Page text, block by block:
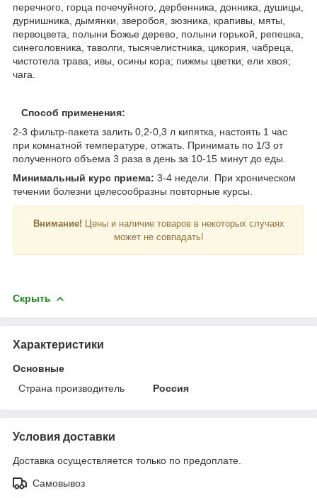
перечного, горца почечуйного, дербенника, донника, душицы,
дурнишника, дымянки, зверобоя, зюзника, крапивы, мяты,
первоцвета, полыни Божье дерево, полыни горькой, репешка,
синеголовника, таволги, тысячелистника, цикория, чабреца,
чистотела трава; ивы, осины кора; пижмы цветки; ели хвоя;
чага.
Способ применения:
2-3 фильтр-пакета залить 0,2-0,3 л кипятка, настоять 1 час
при комнатной температуре, отжать. Принимать по 1/3 от
полученного объема 3 раза в день за 10-15 минут до еды.
Минимальный курс приема: 3-4 недели. При хроническом
течении болезни целесообразны повторные курсы.
Внимание! Цены и наличие товаров в некоторых случаях
может не совпадать!
Скрыть
Характеристики
Основные
Страна производитель
Россия
Условия доставки
Доставка осуществляется только по предоплате.
Самовывоз